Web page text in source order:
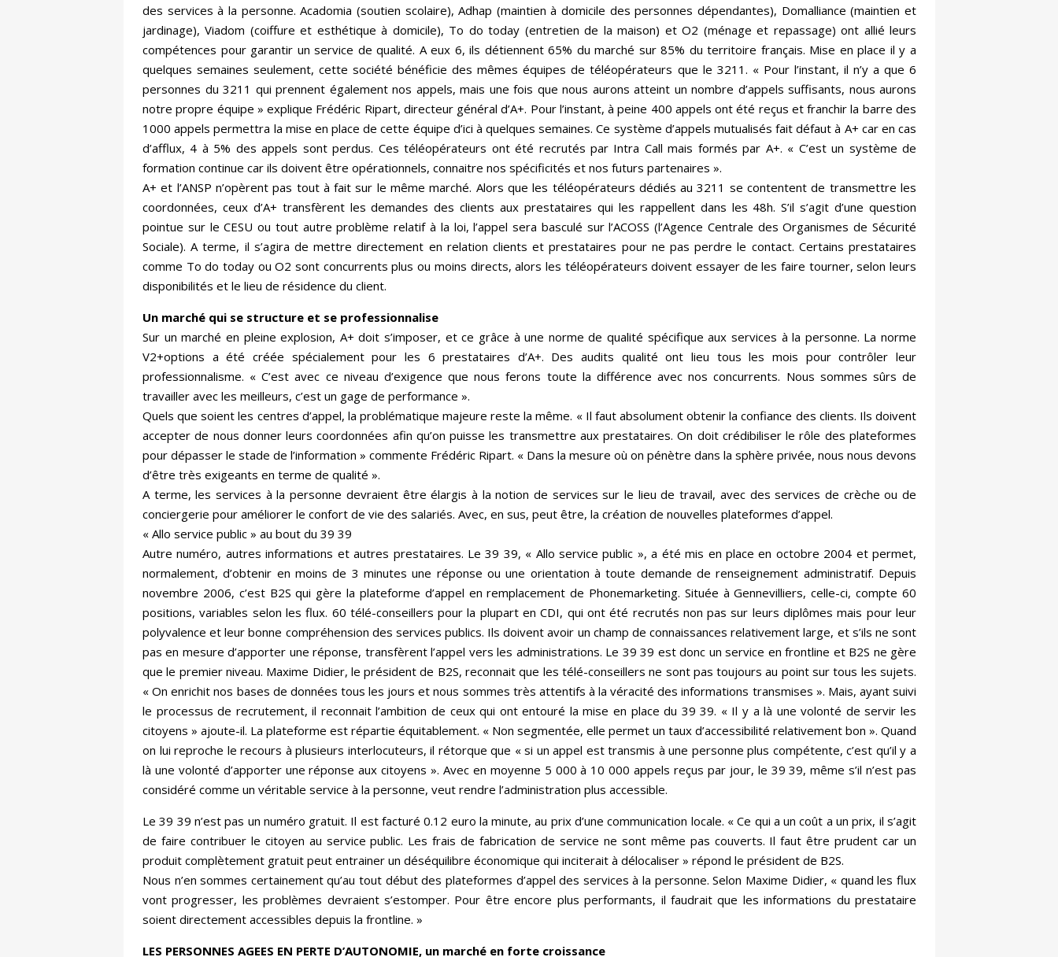
des services à la personne. Acadomia (soutien scolaire), Adhap (maintien à domicile des personnes dépendantes), Domalliance (maintien et
jardinage), Viadom (coiffure et esthétique à domicile), To do today (entretien de la maison) et O2 (ménage et repassage) ont allié leurs
compétences pour garantir un service de qualité. A eux 6, ils détiennent 65% du marché sur 85% du territoire français. Mise en place il y a
quelques semaines seulement, cette société bénéficie des mêmes équipes de téléopérateurs que le 3211. « Pour l’instant, il n’y a que 6
personnes du 3211 qui prennent également nos appels, mais une fois que nous aurons atteint un nombre d’appels suffisants, nous aurons
notre propre équipe » explique Frédéric Ripart, directeur général d’A+. Pour l’instant, à peine 400 appels ont été reçus et franchir la barre des
1000 appels permettra la mise en place de cette équipe d’ici à quelques semaines. Ce système d’appels mutualisés fait défaut à A+ car en cas
d’afflux, 4 à 5% des appels sont perdus. Ces téléopérateurs ont été recrutés par Intra Call mais formés par A+. « C’est un système de
formation continue car ils doivent être opérationnels, connaitre nos spécificités et nos futurs partenaires ».
A+ et l’ANSP n’opèrent pas tout à fait sur le même marché. Alors que les téléopérateurs dédiés au 3211 se contentent de transmettre les
coordonnées, ceux d’A+ transfèrent les demandes des clients aux prestataires qui les rappellent dans les 48h. S’il s’agit d’une question
pointue sur le CESU ou tout autre problème relatif à la loi, l’appel sera basculé sur l’ACOSS (l’Agence Centrale des Organismes de Sécurité
Sociale). A terme, il s’agira de mettre directement en relation clients et prestataires pour ne pas perdre le contact. Certains prestataires
comme To do today ou O2 sont concurrents plus ou moins directs, alors les téléopérateurs doivent essayer de les faire tourner, selon leurs
disponibilités et le lieu de résidence du client.
Un marché qui se structure et se professionnalise
Sur un marché en pleine explosion, A+ doit s’imposer, et ce grâce à une norme de qualité spécifique aux services à la personne. La norme
V2+options a été créée spécialement pour les 6 prestataires d’A+. Des audits qualité ont lieu tous les mois pour contrôler leur
professionnalisme. « C’est avec ce niveau d’exigence que nous ferons toute la différence avec nos concurrents. Nous sommes sûrs de
travailler avec les meilleurs, c’est un gage de performance ».
Quels que soient les centres d’appel, la problématique majeure reste la même. « Il faut absolument obtenir la confiance des clients. Ils doivent
accepter de nous donner leurs coordonnées afin qu’on puisse les transmettre aux prestataires. On doit crédibiliser le rôle des plateformes
pour dépasser le stade de l’information » commente Frédéric Ripart. « Dans la mesure où on pénètre dans la sphère privée, nous nous devons
d’être très exigeants en terme de qualité ».
A terme, les services à la personne devraient être élargis à la notion de services sur le lieu de travail, avec des services de crèche ou de
conciergerie pour améliorer le confort de vie des salariés. Avec, en sus, peut être, la création de nouvelles plateformes d’appel.
« Allo service public » au bout du 39 39
Autre numéro, autres informations et autres prestataires. Le 39 39, « Allo service public », a été mis en place en octobre 2004 et permet,
normalement, d’obtenir en moins de 3 minutes une réponse ou une orientation à toute demande de renseignement administratif. Depuis
novembre 2006, c’est B2S qui gère la plateforme d’appel en remplacement de Phonemarketing. Située à Gennevilliers, celle-ci, compte 60
positions, variables selon les flux. 60 télé-conseillers pour la plupart en CDI, qui ont été recrutés non pas sur leurs diplômes mais pour leur
polyvalence et leur bonne compréhension des services publics. Ils doivent avoir un champ de connaissances relativement large, et s’ils ne sont
pas en mesure d’apporter une réponse, transfèrent l’appel vers les administrations. Le 39 39 est donc un service en frontline et B2S ne gère
que le premier niveau. Maxime Didier, le président de B2S, reconnait que les télé-conseillers ne sont pas toujours au point sur tous les sujets.
« On enrichit nos bases de données tous les jours et nous sommes très attentifs à la véracité des informations transmises ». Mais, ayant suivi
le processus de recrutement, il reconnait l’ambition de ceux qui ont entouré la mise en place du 39 39. « Il y a là une volonté de servir les
citoyens » ajoute-il. La plateforme est répartie équitablement. « Non segmentée, elle permet un taux d’accessibilité relativement bon ». Quand
on lui reproche le recours à plusieurs interlocuteurs, il rétorque que « si un appel est transmis à une personne plus compétente, c’est qu’il y a
là une volonté d’apporter une réponse aux citoyens ». Avec en moyenne 5 000 à 10 000 appels reçus par jour, le 39 39, même s’il n’est pas
considéré comme un véritable service à la personne, veut rendre l’administration plus accessible.
Le 39 39 n’est pas un numéro gratuit. Il est facturé 0.12 euro la minute, au prix d’une communication locale. « Ce qui a un coût a un prix, il s’agit
de faire contribuer le citoyen au service public. Les frais de fabrication de service ne sont même pas couverts. Il faut être prudent car un
produit complètement gratuit peut entrainer un déséquilibre économique qui inciterait à délocaliser » répond le président de B2S.
Nous n’en sommes certainement qu’au tout début des plateformes d’appel des services à la personne. Selon Maxime Didier, « quand les flux
vont progresser, les problèmes devraient s’estomper. Pour être encore plus performants, il faudrait que les informations du prestataire
soient directement accessibles depuis la frontline. »
LES PERSONNES AGEES EN PERTE D’AUTONOMIE, un marché en forte croissance